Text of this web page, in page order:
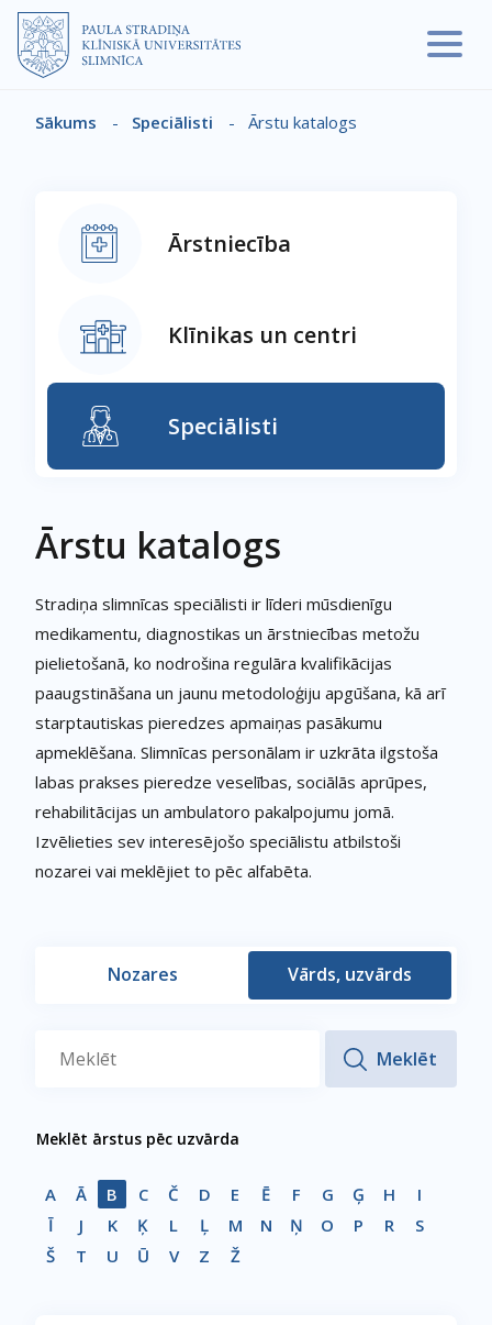
Pārlekt uz galveno saturu
Atpakaļceļš
Sākums - Speciālisti - Ārstu katalogs
Ārstniecība
Klīnikas un centri
Speciālisti
Ārstu katalogs
Stradiņa slimnīcas speciālisti ir līderi mūsdienīgu
medikamentu, diagnostikas un ārstniecības metožu
pielietošanā, ko nodrošina regulāra kvalifikācijas
paaugstināšana un jaunu metodoloģiju apgūšana, kā arī
starptautiskas pieredzes apmaiņas pasākumu
apmeklēšana. Slimnīcas personālam ir uzkrāta ilgstoša
labas prakses pieredze veselības, sociālās aprūpes,
rehabilitācijas un ambulatoro pakalpojumu jomā.
Izvēlieties sev interesējošo speciālistu atbilstoši
nozarei vai meklējiet to pēc alfabēta.
Nozares Vārds, uzvārds
Meklēt ārstus pēc uzvārda
A Ā B C Č D E Ē F G Ģ H
I
Ī
J K Ķ L Ļ M N Ņ O P R
S
Š
T U Ū V Z Ž